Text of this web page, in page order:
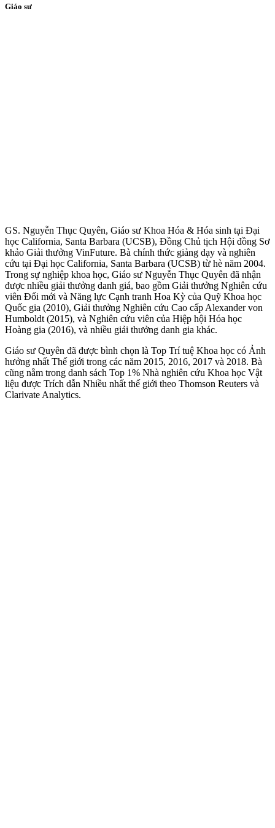
Giáo sư
GS. Nguyễn Thục Quyên, Giáo sư Khoa Hóa & Hóa sinh tại Đại
học California, Santa Barbara (UCSB), Đồng Chủ tịch Hội đồng Sơ
khảo Giải thưởng VinFuture. Bà chính thức giảng dạy và nghiên
cứu tại Đại học California, Santa Barbara (UCSB) từ hè năm 2004.
Trong sự nghiệp khoa học, Giáo sư Nguyễn Thục Quyên đã nhận
được nhiều giải thưởng danh giá, bao gồm Giải thưởng Nghiên cứu
viên Đổi mới và Năng lực Cạnh tranh Hoa Kỳ của Quỹ Khoa học
Quốc gia (2010), Giải thưởng Nghiên cứu Cao cấp Alexander von
Humboldt (2015), và Nghiên cứu viên của Hiệp hội Hóa học
Hoàng gia (2016), và nhiều giải thưởng danh gia khác.
Giáo sư Quyên đã được bình chọn là Top Trí tuệ Khoa học có Ảnh
hưởng nhất Thế giới trong các năm 2015, 2016, 2017 và 2018. Bà
cũng nằm trong danh sách Top 1% Nhà nghiên cứu Khoa học Vật
liệu được Trích dẫn Nhiều nhất thế giới theo Thomson Reuters và
Clarivate Analytics.